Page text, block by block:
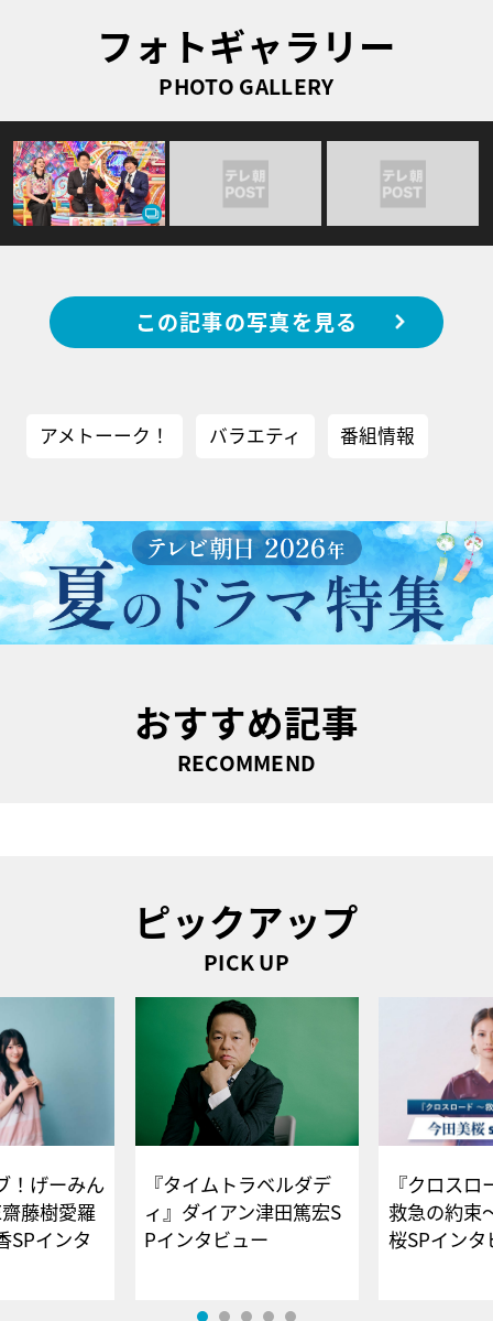
フォトギャラリー
PHOTO GALLERY
この記事の写真を見る
アメトーーク！ バラエティ 番組情報
おすすめ記事
RECOMMEND
ピックアップ
PICK UP
！げーみん
藤樹愛羅
SPインタ
『タイムトラベルダデ
ィ』ダイアン津田篤宏S
Pインタビュー
『クロス
救急の約束
桜SPイ